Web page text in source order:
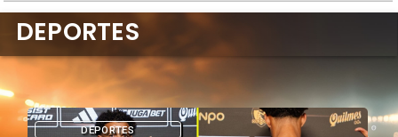
DEPORTES
DEPORTES